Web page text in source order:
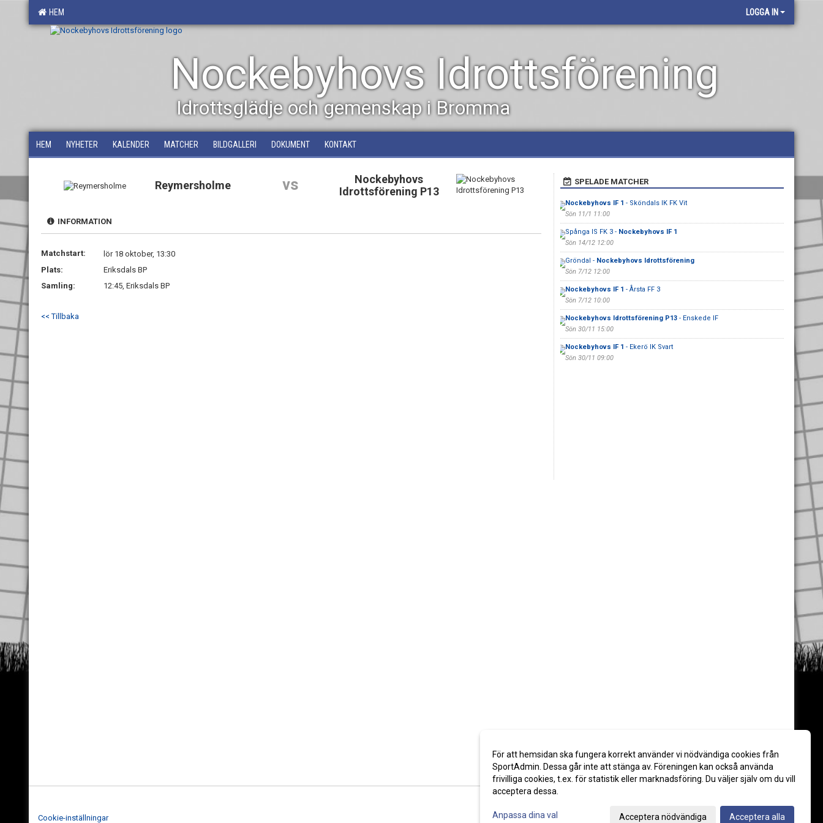
HEM LOGGA IN
Nockebyhovs Idrottsförening
Idrottsglädje och gemenskap i Bromma
HEM NYHETER KALENDER MATCHER BILDGALLERI DOKUMENT KONTAKT
Reymersholme vs
Nockebyhovs
Idrottsförening P13
INFORMATION
Matchstart:
lör 18 oktober, 13:30
Plats:
Eriksdals BP
Samling:
12:45, Eriksdals BP
<< Tillbaka
SPELADE MATCHER
Nockebyhovs IF 1 - Sköndals IK FK Vit
Sön 11/1 11:00
Spånga IS FK 3 - Nockebyhovs IF 1
Sön 14/12 12:00
Gröndal - Nockebyhovs Idrottsförening
Sön 7/12 12:00
Nockebyhovs IF 1 - Årsta FF 3
Sön 7/12 10:00
Nockebyhovs Idrottsförening P13 - Enskede IF
Sön 30/11 15:00
Nockebyhovs IF 1 - Ekerö IK Svart
Sön 30/11 09:00
Cookie-inställningar
För att hemsidan ska fungera korrekt använder vi nödvändiga cookies från
SportAdmin. Dessa går inte att stänga av. Föreningen kan också använda
frivilliga cookies, t.ex. för statistik eller marknadsföring. Du väljer själv om du vill
acceptera dessa.
Anpassa dina val Acceptera nödvändiga Acceptera alla